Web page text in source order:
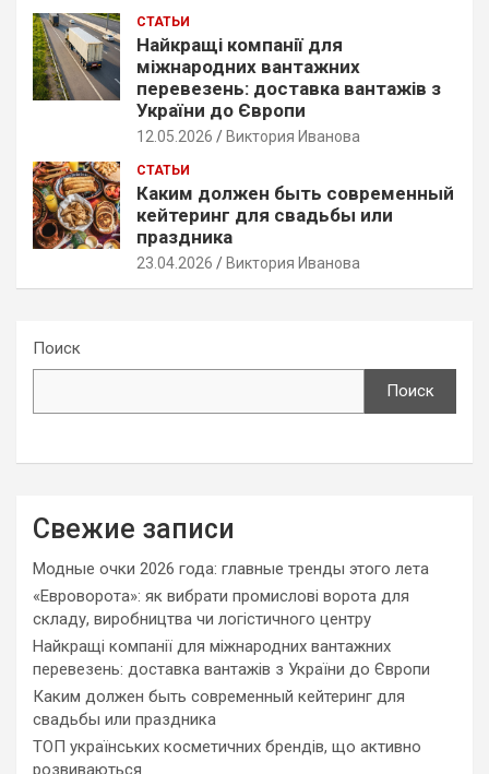
СТАТЬИ
Найкращі компанії для
міжнародних вантажних
перевезень: доставка вантажів з
України до Європи
12.05.2026 Виктория Иванова
СТАТЬИ
Каким должен быть современный
кейтеринг для свадьбы или
праздника
23.04.2026 Виктория Иванова
Поиск
Поиск
Свежие записи
Модные очки 2026 года: главные тренды этого лета
«Евроворота»: як вибрати промислові ворота для
складу, виробництва чи логістичного центру
Найкращі компанії для міжнародних вантажних
перевезень: доставка вантажів з України до Європи
Каким должен быть современный кейтеринг для
свадьбы или праздника
ТОП українських косметичних брендів, що активно
розвиваються